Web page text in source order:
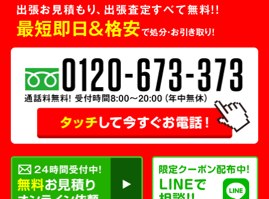
出張お見積もり、出張査定すべて無料!!
最短即日＆格安で処分・お引き取り！